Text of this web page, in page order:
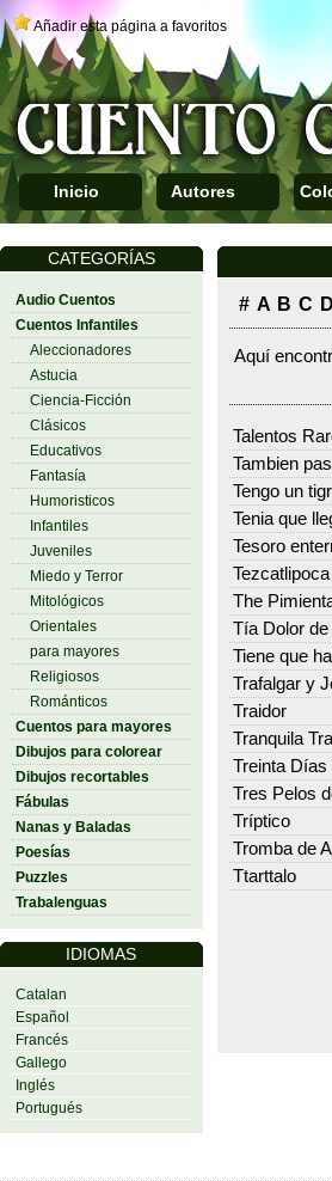
Añadir esta página a favoritos
Inicio Autores
CATEGORÍAS
Audio Cuentos
Cuentos Infantiles
Aleccionadores
Astucia
Ciencia-Ficción
Clásicos
Educativos
Fantasía
Humoristicos
Infantiles
Juveniles
Miedo y Terror
Mitológicos
Orientales
para mayores
Religiosos
Románticos
Cuentos para mayores
Dibujos para colorear
Dibujos recortables
Fábulas
Nanas y Baladas
Poesías
Puzzles
Trabalenguas
IDIOMAS
Catalan
Español
Francés
Gallego
Inglés
Portugués
# A B C D
Aquí
Talentos
Tambien
Tengo un
Tenia que
Tesoro
Tezcatlipoca
The
Tía Dolor
Tiene que
Trafalgar y
Traidor
Tranquila
Treinta Días
Tres Pelos
Tríptico
Tromba de
Ttarttalo